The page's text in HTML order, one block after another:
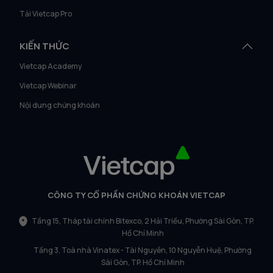
Tải Vietcap Pro
KIẾN THỨC
Vietcap Academy
Vietcap Webinar
Nội dung chứng khoán
CÔNG TY CỔ PHẦN CHỨNG KHOÁN VIETCAP
Tầng 15, Tháp tài chính Bitexco, 2 Hải Triều, Phường Sài Gòn, TP.
Hồ Chí Minh
Tầng 3, Toà nhà Vinatex - Tài Nguyên, 10 Nguyễn Huệ, Phường
Sài Gòn, TP. Hồ Chí Minh